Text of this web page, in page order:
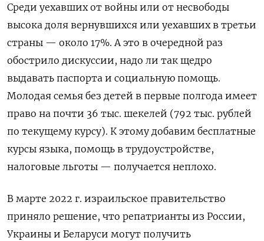
Среди уехавших от войны или от несвободы
высока доля вернувшихся или уехавших в третьи
страны — около 17%. А это в очередной раз
обострило дискуссии, надо ли так щедро
выдавать паспорта и социальную помощь.
Молодая семья без детей в первые полгода имеет
право на почти 36 тыс. шекелей (792 тыс. рублей
по текущему курсу). К этому добавим бесплатные
курсы языка, помощь в трудоустройстве,
налоговые льготы — получается неплохо.
В марте 2022 г. израильское правительство
приняло решение, что репатрианты из России,
Украины и Беларуси могут получить